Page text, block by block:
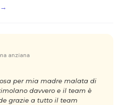
anziana
per mia madre malata di
davvero e il team è
grazie a tutto il team